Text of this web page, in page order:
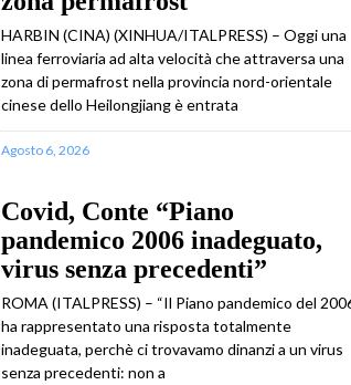
HARBIN (CINA) (XINHUA/ITALPRESS) – Oggi una
linea ferroviaria ad alta velocità che attraversa una
zona di permafrost nella provincia nord-orientale
cinese dello Heilongjiang è entrata
Agosto 6, 2026
Covid, Conte “Piano
pandemico 2006 inadeguato,
virus senza precedenti”
ROMA (ITALPRESS) – “Il Piano pandemico del
ha rappresentato una risposta totalmente
inadeguata, perchè ci trovavamo dinanzi a un virus
senza precedenti: non a